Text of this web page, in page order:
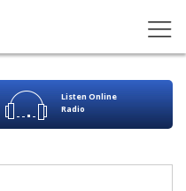
Listen Online
Radio